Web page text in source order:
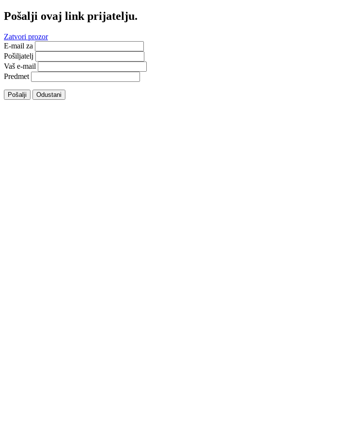
Pošalji ovaj link prijatelju.
Zatvori prozor
E-mail za
Pošiljatelj
Vaš e-mail
Predmet
Pošalji Odustani